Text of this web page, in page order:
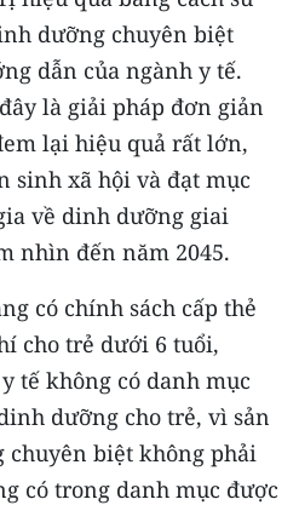
dưỡng chuyên biệt
dẫn của ngành y tế.
là giải pháp đơn giản
lại hiệu quả rất lớn,
sinh xã hội và đạt mục
về dinh dưỡng giai
nhìn đến năm 2045.
có chính sách cấp thẻ
cho trẻ dưới 6 tuổi,
tế không có danh mục
dưỡng cho trẻ, vì sản
biệt không phải
có trong danh mục được